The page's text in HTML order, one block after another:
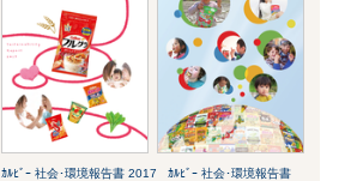
ｶﾙﾋﾞｰ 社会･環境報告書 2017
ｶﾙﾋﾞｰ 社会･環境報告書